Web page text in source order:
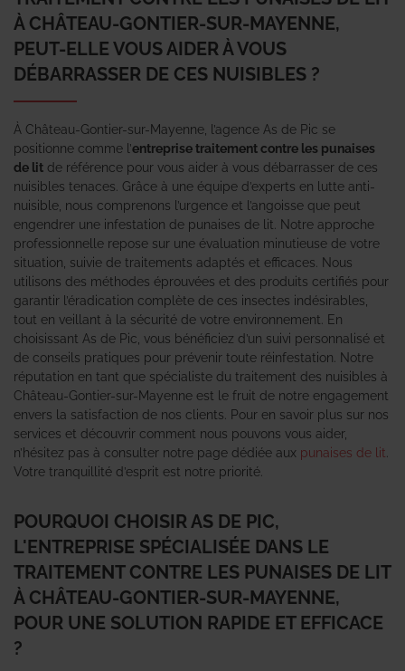
À CHÂTEAU-GONTIER-SUR-MAYENNE,
PEUT-ELLE VOUS AIDER À VOUS
DÉBARRASSER DE CES NUISIBLES ?
À Château-Gontier-sur-Mayenne, l’agence As de Pic se
positionne comme l’entreprise traitement contre les punaises
de lit de référence pour vous aider à vous débarrasser de ces
nuisibles tenaces. Grâce à une équipe d’experts en lutte anti-
nuisible, nous comprenons l’urgence et l’angoisse que peut
engendrer une infestation de punaises de lit. Notre approche
professionnelle repose sur une évaluation minutieuse de votre
situation, suivie de traitements adaptés et efficaces. Nous
utilisons des méthodes éprouvées et des produits certifiés pour
garantir l’éradication complète de ces insectes indésirables,
tout en veillant à la sécurité de votre environnement. En
choisissant As de Pic, vous bénéficiez d’un suivi personnalisé et
de conseils pratiques pour prévenir toute réinfestation. Notre
réputation en tant que spécialiste du traitement des nuisibles à
Château-Gontier-sur-Mayenne est le fruit de notre engagement
envers la satisfaction de nos clients. Pour en savoir plus sur nos
services et découvrir comment nous pouvons vous aider,
n’hésitez pas à consulter notre page dédiée aux punaises de lit
Votre tranquillité d’esprit est notre priorité.
POURQUOI CHOISIR AS DE PIC,
L'ENTREPRISE SPÉCIALISÉE DANS LE
TRAITEMENT CONTRE LES PUNAISES DE LIT
À CHÂTEAU-GONTIER-SUR-MAYENNE,
POUR UNE SOLUTION RAPIDE ET EFFICACE
?